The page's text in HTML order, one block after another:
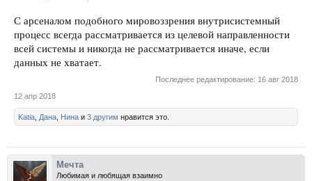
С арсеналом подобного мировоззрения внутрисистемный
процесс всегда рассматривается из целевой направленности
всей системы и никогда не рассматривается иначе, если
данных не хватает.
Последнее редактирование: 16 авг 2018
12 апр 2018
Katia Дана Нина и 3 другим нравится это.
Мечта
Любимая и любящая взаимно